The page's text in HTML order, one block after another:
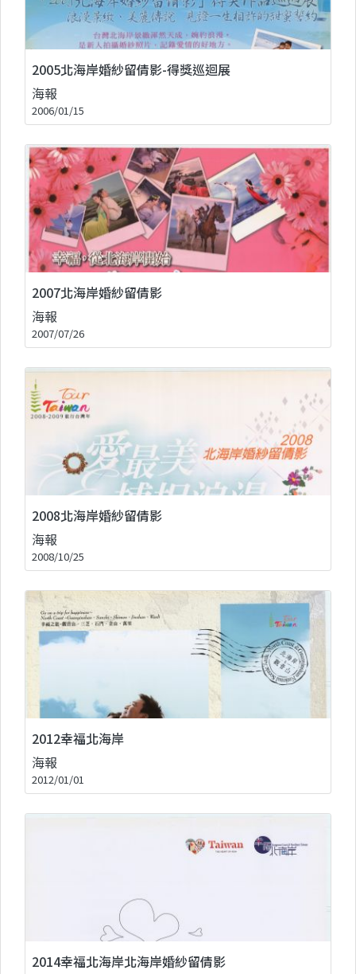
2005北海岸婚紗留倩影-得獎巡迴展
海報
2006/01/15
2007北海岸婚紗留倩影
海報
2007/07/26
2008北海岸婚紗留倩影
海報
2008/10/25
2012幸福北海岸
海報
2012/01/01
2014幸福北海岸北海岸婚紗留倩影